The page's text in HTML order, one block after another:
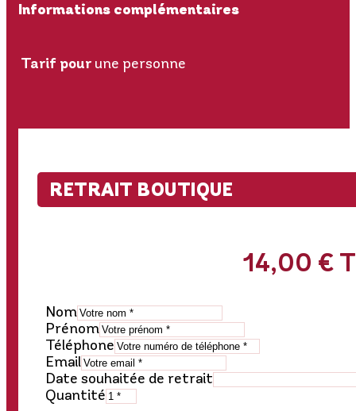
Informations complémentaires
Tarif pour une personne
RETRAIT BOUTIQUE
14,00 €
Nom
Prénom
Téléphone
Email
Date souhaitée de retrait
Quantité